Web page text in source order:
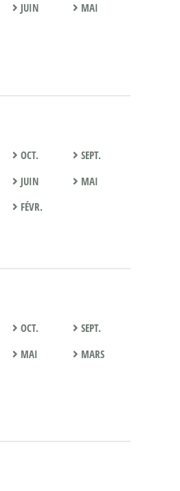
JUIN
MAI
OCT.
SEPT.
JUIN
MAI
FÉVR.
OCT.
SEPT.
MAI
MARS